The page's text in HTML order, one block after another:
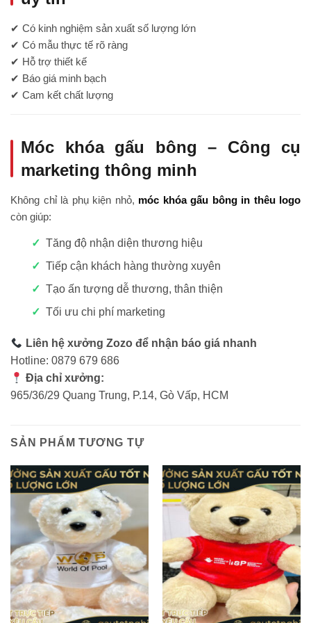
✔ Có kinh nghiệm sản xuất số lượng lớn
✔ Có mẫu thực tế rõ ràng
✔ Hỗ trợ thiết kế
✔ Báo giá minh bạch
✔ Cam kết chất lượng
Móc khóa gấu bông – Công cụ
marketing thông minh
Không chỉ là phụ kiện nhỏ, móc khóa gấu bông in thêu logo
còn giúp:
Tăng độ nhận diện thương hiệu
Tiếp cận khách hàng thường xuyên
Tạo ấn tượng dễ thương, thân thiện
Tối ưu chi phí marketing
Liên hệ xưởng Zozo để nhận báo giá nhanh
Hotline: 0879 679 686
Địa chỉ xưởng:
965/36/29 Quang Trung, P.14, Gò Vấp, HCM
SẢN PHẨM TƯƠNG TỰ